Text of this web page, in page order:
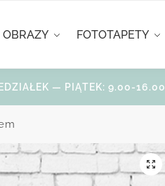
OBRAZY FOTOTAPETY
— PIĄTEK: 9.00-16.00